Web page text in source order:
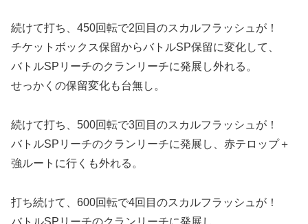
続けて打ち、450回転で2回目のスカルフラッシュが！
チケットボックス保留からバトルSP保留に変化して、
バトルSPリーチのクランリーチに発展し外れる。
せっかくの保留変化も台無し。
続けて打ち、500回転で3回目のスカルフラッシュが！
バトルSPリーチのクランリーチに発展し、赤テロップ＋
強ルートに行くも外れる。
打ち続けて、600回転で4回目のスカルフラッシュが！
バトルSPリーチのクランリーチに発展し、